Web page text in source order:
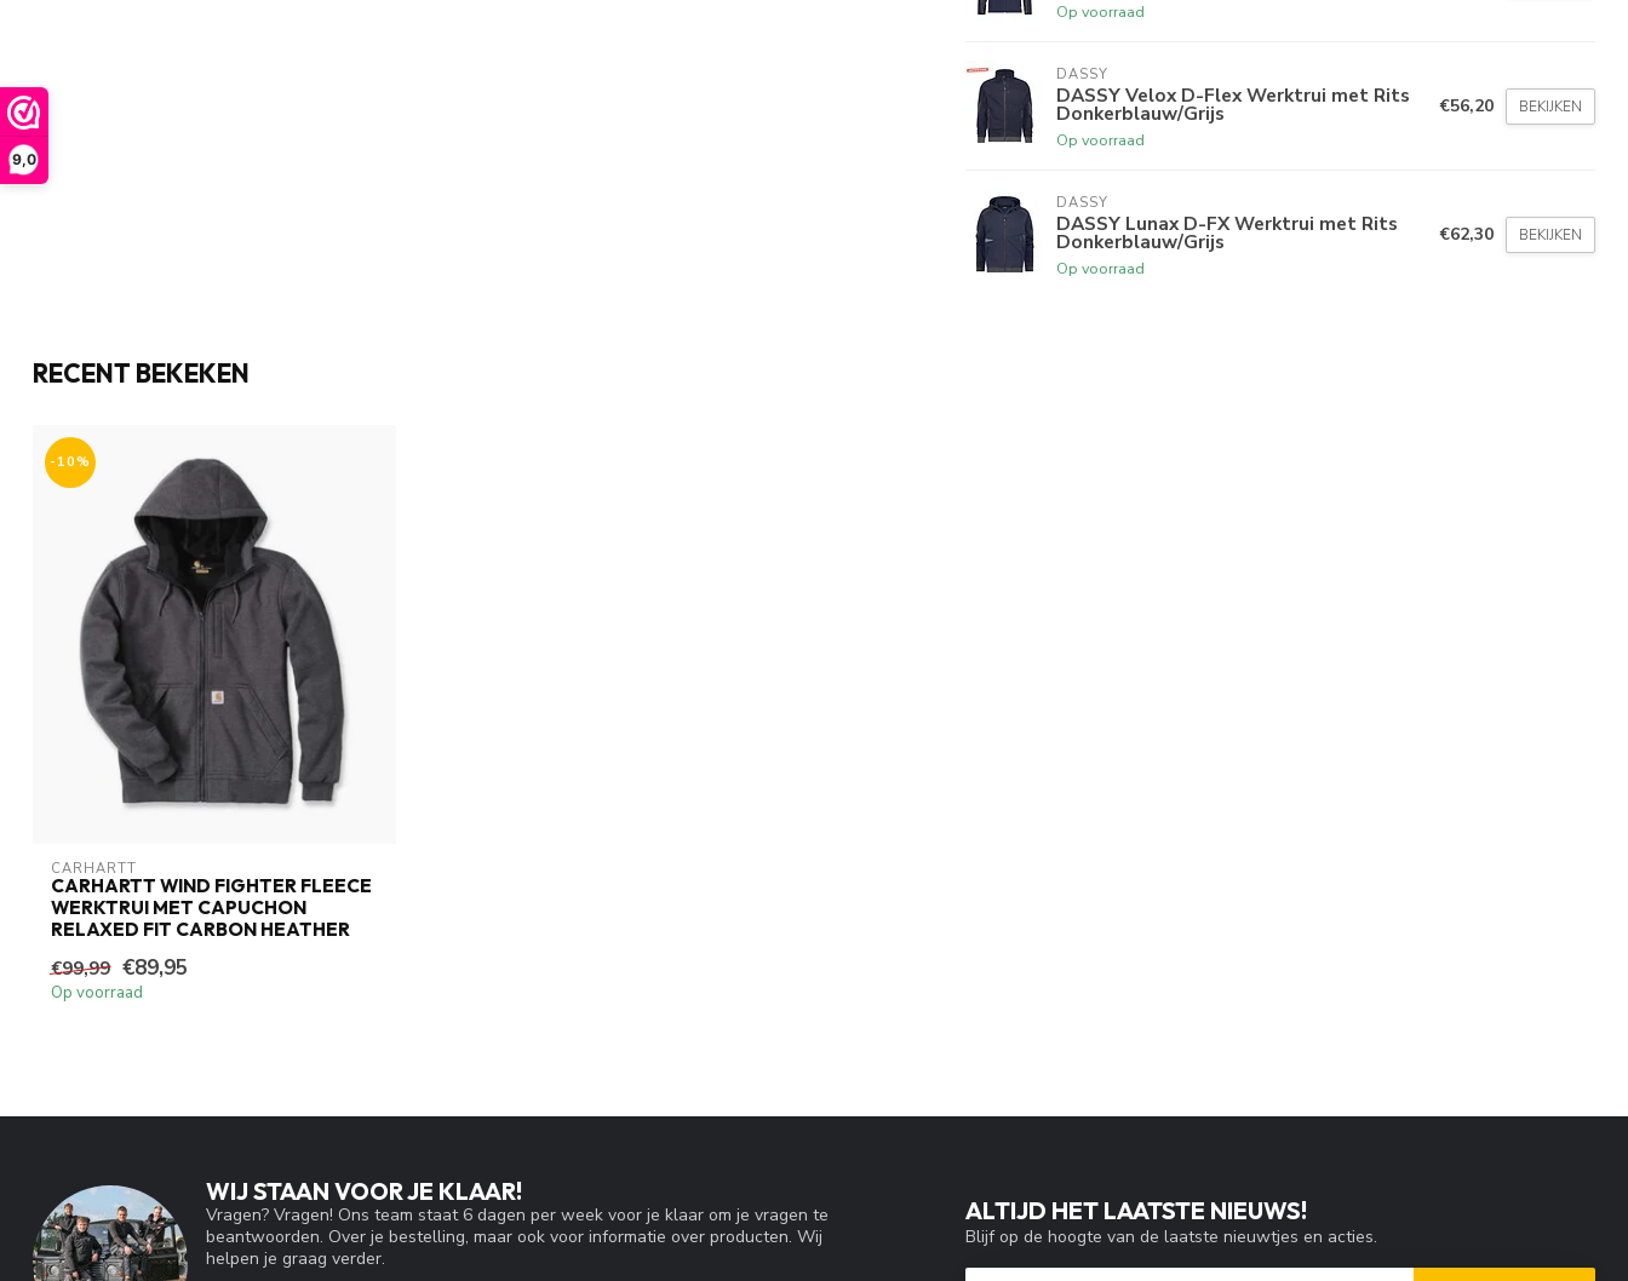
9,0
Op voorraad
DASSY
DASSY Velox D-Flex Werktrui met Rits
Donkerblauw/Grijs
Op voorraad
€56,20 BEKIJKEN
DASSY
DASSY Lunax D-FX Werktrui met Rits
Donkerblauw/Grijs
Op voorraad
€62,30 BEKIJKEN
RECENT BEKEKEN
-10%
CARHARTT
CARHARTT WIND FIGHTER FLEECE
WERKTRUI MET CAPUCHON
RELAXED FIT CARBON HEATHER
€99,99 €89,95
Op voorraad
WIJ STAAN VOOR JE KLAAR!
Vragen? Vragen! Ons team staat 6 dagen per week voor je klaar om je vragen te
beantwoorden. Over je bestelling, maar ook voor informatie over producten. Wij
helpen je graag verder.
ALTIJD HET LAATSTE NIEUWS!
Blijf op de hoogte van de laatste nieuwtjes en acties.